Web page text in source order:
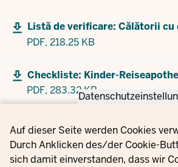
Privacy settings
Auf dieser Seite werden Cookies
Durch Anklicken des/der Cookie-
sich damit einverstanden, dass wir
Listă de verificare: Călătorii cu
PDF, 218.25 KB
Checkliste: Kinder-
PDF, 283.32 KB